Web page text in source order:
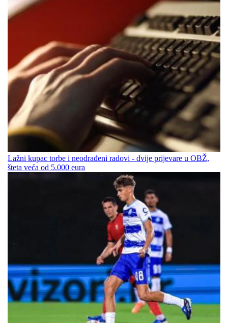
Lažni kupac torbe i neodrađeni radovi - dvije prijevare u OBŽ,
šteta veća od 5.000 eura